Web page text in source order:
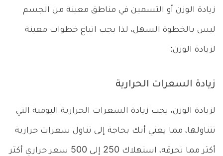
زيادة الوزن أو التسمين في مناطق معينة من الجسم
ليس بالخطوة السهل، لذا يجب اتباع خطوات معينة
لزيادة الوزن:
زيادة السعرات الحرارية
لزيادة الوزن، يجب زيادة السعرات الحرارية اليومية التي
تتناولها، مما يعني أنك بحاجة إلى تناول سعرات حرارية
أكثر مما تحرقه، استهلاك 250 إلى 500 سعر حراري أكثر